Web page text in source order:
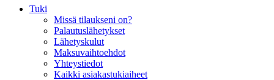
Tuki
Missä tilaukseni on?
Palautuslähetykset
Lähetyskulut
Maksuvaihtoehdot
Yhteystiedot
Kaikki asiakastukiaiheet